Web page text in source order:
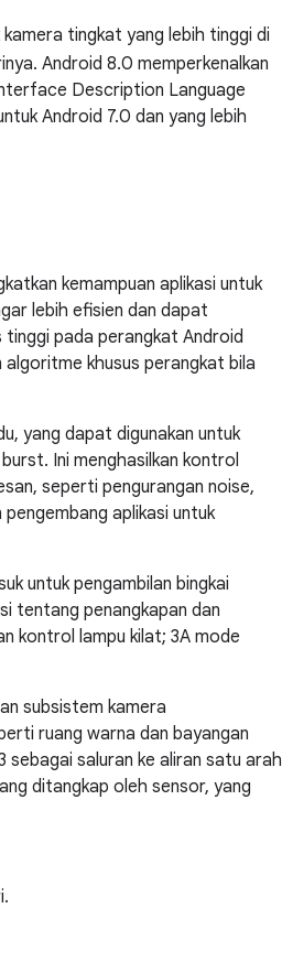
tingkat yang lebih tinggi di
Android 8.0 memperkenalkan
Description Language
Android 7.0 dan yang lebih
kemampuan aplikasi untuk
lebih efisien dan dapat
pada perangkat Android
khusus perangkat bila
yang dapat digunakan untuk
Ini menghasilkan kontrol
seperti pengurangan noise,
aplikasi untuk
untuk pengambilan bingkai
tentang penangkapan dan
kontrol lampu kilat; 3A mode
subsistem kamera
ruang warna dan bayangan
sebagai saluran ke aliran satu arah
ditangkap oleh sensor, yang